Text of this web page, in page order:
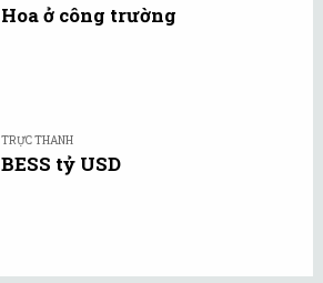
Hoa ở công trường
TRỰC THANH
BESS tỷ USD